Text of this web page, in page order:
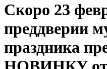
Скоро 23
преддверии
праздника